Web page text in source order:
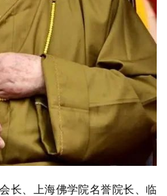
长、上海佛学院名誉院长、临